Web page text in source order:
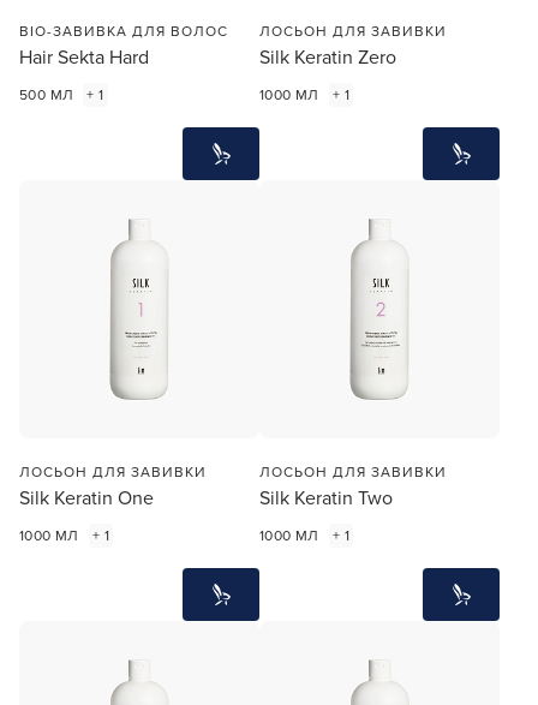
BIO-ЗАВИВКА ДЛЯ ВОЛОС
Hair Sekta Hard
500 МЛ + 1
ЛОСЬОН ДЛЯ ЗАВИВКИ
Silk Keratin Zero
1000 МЛ + 1
ЛОСЬОН ДЛЯ ЗАВИВКИ
Silk Keratin One
1000 МЛ + 1
ЛОСЬОН ДЛЯ ЗАВИВКИ
Silk Keratin Two
1000 МЛ + 1